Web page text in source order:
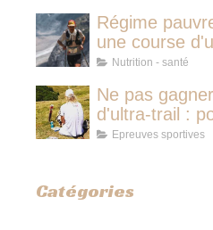
Régime
une course
protocole
Nutrition - santé
Ne pas
d'ultra-trail :
jamais avoir
Epreuves sportives
Catégories